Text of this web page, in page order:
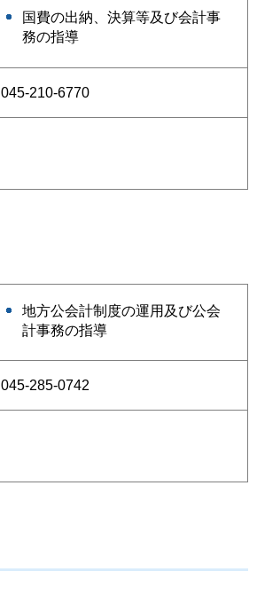
国費の出納、決算等及び会計事
務の指導
045-210-6770
地方公会計制度の運用及び公会
計事務の指導
045-285-0742